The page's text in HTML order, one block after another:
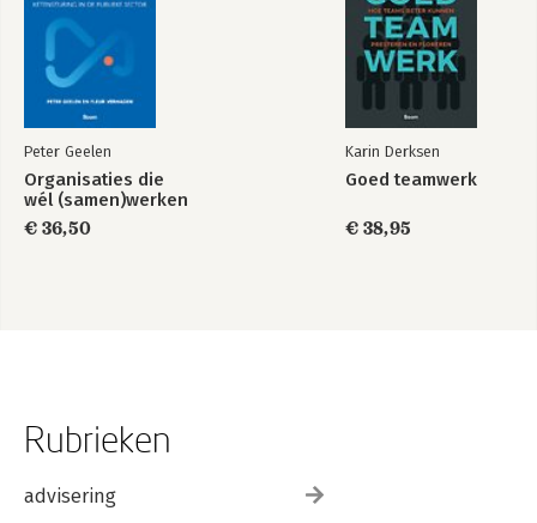
Peter Geelen
Organisaties die
wél (samen)werken
€ 36,50
Karin Derksen
Goed teamwerk
€ 38,95
Rubrieken
advisering